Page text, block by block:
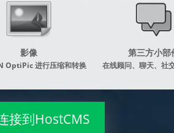
影像
OptiPic 进行压缩和转换
第三方小部
在线顾问、聊天、社
接到HostCMS